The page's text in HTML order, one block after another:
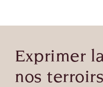
Exprimer
nos terroirs